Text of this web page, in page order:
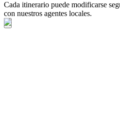
Cada itinerario puede modificarse
con nuestros agentes locales.